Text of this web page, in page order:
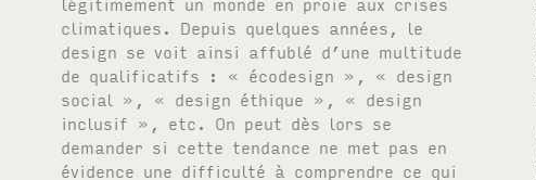
climatiques. Depuis quelques années, le
design se voit ainsi affublé d’une multitude
de qualificatifs : « écodesign », « design
social », « design éthique », « design
inclusif », etc. On peut dès lors se
demander si cette tendance ne met pas en
évidence une difficulté à comprendre ce qui